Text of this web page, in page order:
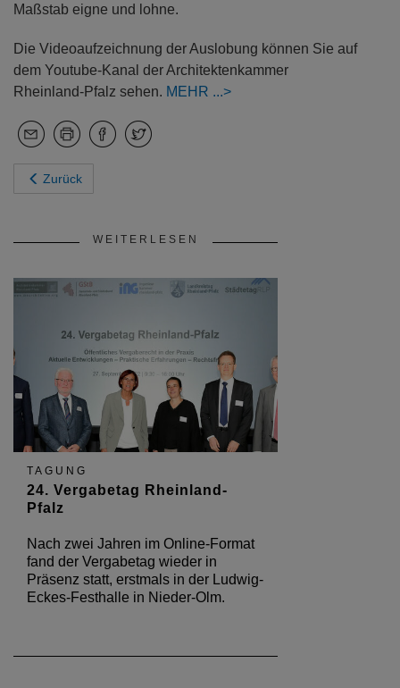
Maßstab eigne und lohne.
Die Videoaufzeichnung der Auslobung können Sie auf
dem Youtube-Kanal der Architektenkammer
Rheinland-Pfalz sehen. MEHR
Zurück
WEITERLESEN
TAGUNG
24. Vergabetag Rheinland-
Pfalz
Nach zwei Jahren im Online-Format
fand der Vergabetag wieder in
Präsenz statt, erstmals in der Ludwig-
Eckes-Festhalle in Nieder-Olm.